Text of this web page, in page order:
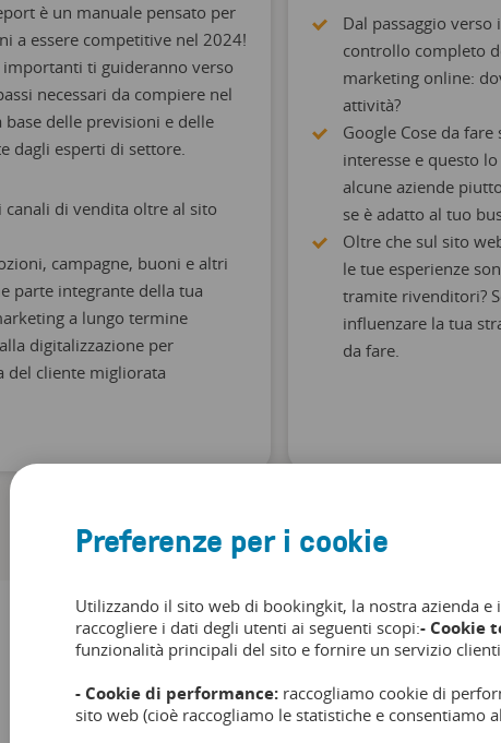
è un manuale pensato per
a essere competitive nel 2024!
ti guideranno verso
necessari da compiere nel
delle previsioni e delle
dagli esperti di settore.
canali di vendita oltre al sito
campagne, buoni e altri
parte integrante della tua
a lungo termine
digitalizzazione per
del cliente migliorata
Dal passaggio
controllo completo
marketing online:
attività?
Google Cose da
interesse e questo
alcune aziende
se è adatto al tuo
Oltre che sul sito
le tue esperienze
tramite rivenditori?
influenzare la tua
da fare.
Blog
Preferenze per i cookie
Utilizzando il sito web di bookingkit, la nostra azienda
raccogliere i dati degli utenti ai seguenti scopi:- Cookie
funzionalità principali del sito e fornire un servizio
- Cookie di performance: raccogliamo cookie di
sito web (cioè raccogliamo le statistiche e consentiamo